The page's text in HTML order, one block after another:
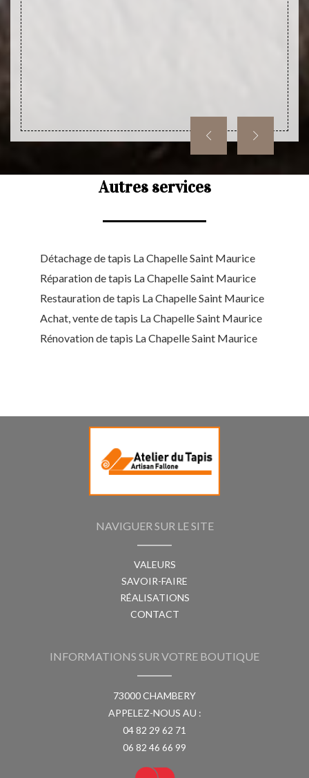
des
un
faire
Autres services
Détachage de tapis La Chapelle Saint Maurice
Réparation de tapis La Chapelle Saint Maurice
Restauration de tapis La Chapelle Saint Maurice
Achat, vente de tapis La Chapelle Saint Maurice
Rénovation de tapis La Chapelle Saint Maurice
NAVIGUER SUR LE SITE
VALEURS
SAVOIR-FAIRE
RÉALISATIONS
CONTACT
INFORMATIONS SUR VOTRE BOUTIQUE
73000 CHAMBERY
APPELEZ-NOUS AU :
04 82 29 62 71
06 82 46 66 99